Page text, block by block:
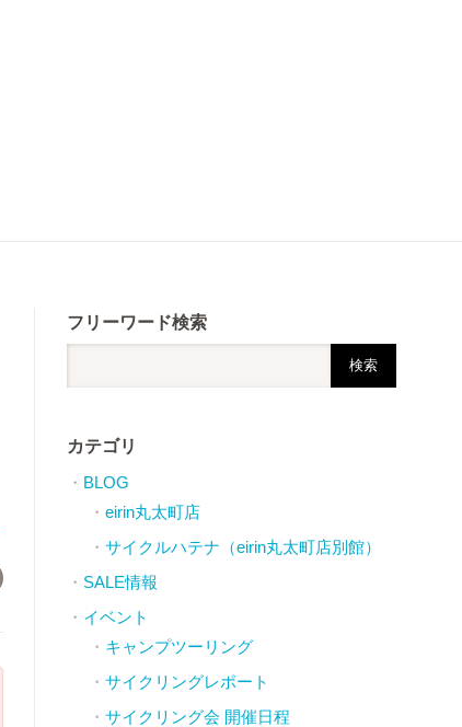
フリーワード検索
カテゴリ
BLOG
eirin丸太町店
サイクルハテナ（eirin丸太町店別館）
SALE情報
イベント
キャンプツーリング
サイクリングレポート
サイクリング会 開催日程